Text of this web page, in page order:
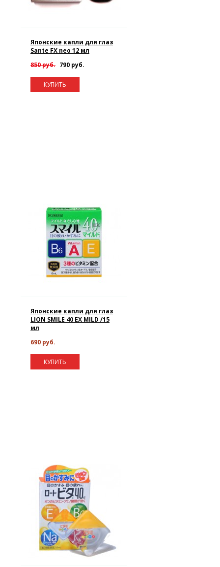
Японские капли для глаз
Sante FX neo 12 мл
850 руб. 790 руб.
КУПИТЬ
Японские капли для глаз
LION SMILE 40 EX MILD /15
мл
690 руб.
КУПИТЬ